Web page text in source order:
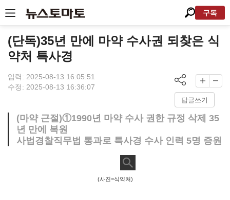
구독
(단독)35년 만에 마약 수사권 되찾은 식
약처 특사경
입력: 2025-08-13 16:05:51
수정: 2025-08-13 16:36:07
답글쓰기
(마약 근절)①1990년 마약 수사 권한 규정 삭제 35
년 만에 복원
사법경찰직무법 통과로 특사경 수사 인력 5명 증원
(사진=식약처)